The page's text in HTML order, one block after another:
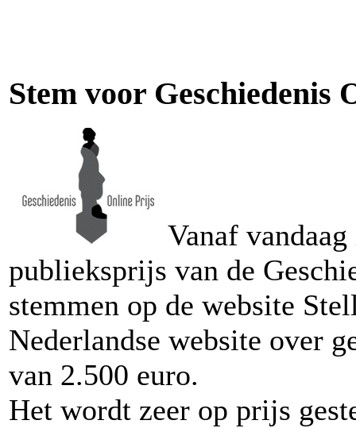
Stem voor Geschiedenis
Vanaf
publieksprijs van de
stemmen op de website
Nederlandse website over
van 2.500 euro.
Het wordt zeer op prijs